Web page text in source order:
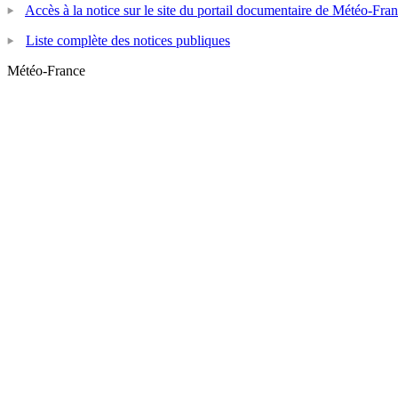
Accès à la notice sur le site du portail documentaire de Météo-
Liste complète des notices publiques
Météo-France